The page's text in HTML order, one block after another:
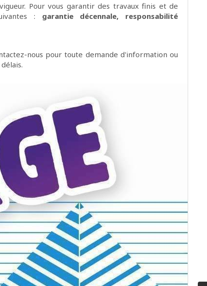
Pour vous garantir des travaux finis et de
: garantie décennale, responsabilité
nous pour toute demande d'information ou